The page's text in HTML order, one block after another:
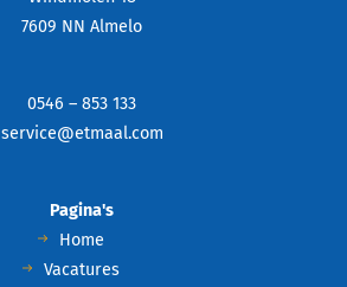
7609 NN Almelo
0546 – 853 133
service@etmaal.com
Pagina's
Home
Vacatures